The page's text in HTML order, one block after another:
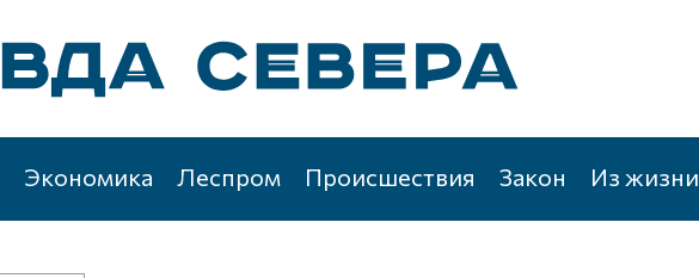
Экономика Леспром Происшествия Закон Из жизни